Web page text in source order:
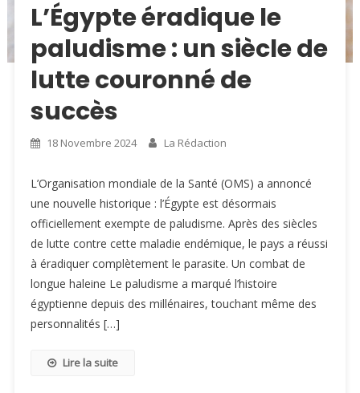
L’Égypte éradique le
paludisme : un siècle de
lutte couronné de
succès
18 Novembre 2024 La Rédaction
L’Organisation mondiale de la Santé (OMS) a annoncé
une nouvelle historique : l’Égypte est désormais
officiellement exempte de paludisme. Après des siècles
de lutte contre cette maladie endémique, le pays a réussi
à éradiquer complètement le parasite. Un combat de
longue haleine Le paludisme a marqué l’histoire
égyptienne depuis des millénaires, touchant même des
personnalités […]
Lire la suite